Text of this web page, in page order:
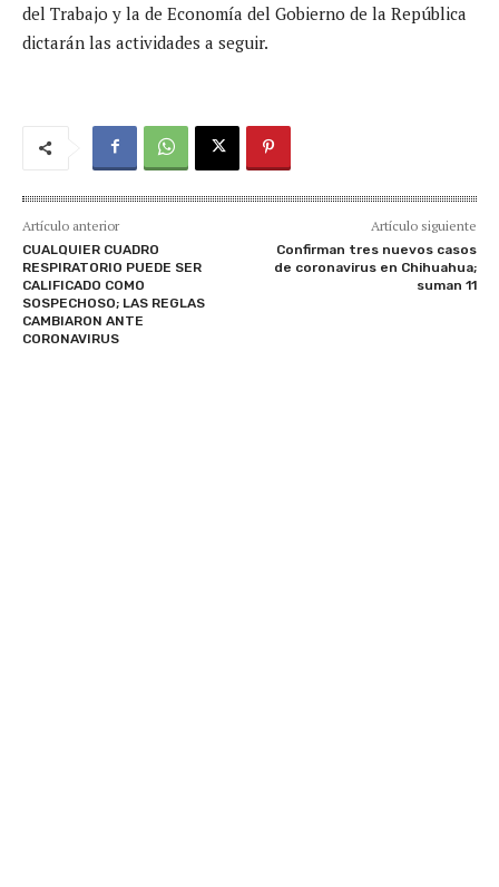
del Trabajo y la de Economía del Gobierno de la República
dictarán las actividades a seguir.
Artículo anterior
CUALQUIER CUADRO
RESPIRATORIO PUEDE SER
CALIFICADO COMO
SOSPECHOSO; LAS REGLAS
CAMBIARON ANTE
CORONAVIRUS
Artículo siguiente
Confirman tres nuevos casos
de coronavirus en Chihuahua;
suman 11